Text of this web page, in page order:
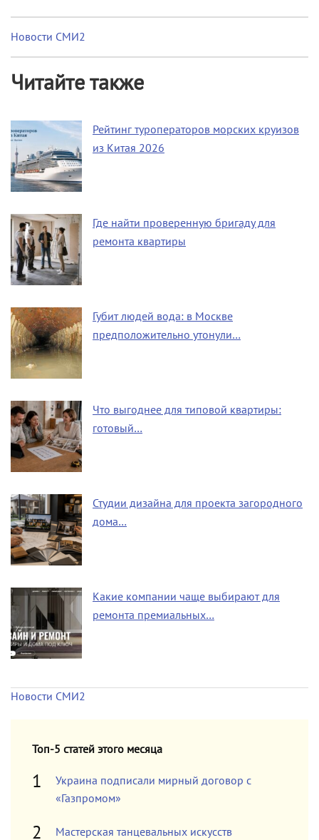
Новости СМИ2
Читайте также
Рейтинг туроператоров морских круизов
из Китая 2026
Где найти проверенную бригаду для
ремонта квартиры
Губит людей вода: в Москве
предположительно утонули…
Что выгоднее для типовой квартиры:
готовый…
Студии дизайна для проекта загородного
дома…
Какие компании чаще выбирают для
ремонта премиальных…
Новости СМИ2
Топ-5 статей этого месяца
Украина подписали мирный договор с
«Газпромом»
Мастерская танцевальных искусств